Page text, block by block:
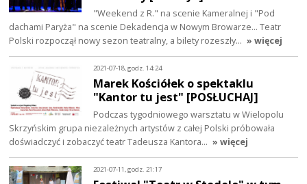
"Weekend z R." na scenie Kameralnej i "Pod
dachami Paryża" na scenie Dekadencja w Nowym Browarze... Teatr
Polski rozpoczął nowy sezon teatralny, a bilety rozeszły… » więcej
2021-07-18, godz. 14:24
Marek Kościółek o spektaklu
"Kantor tu jest" [POSŁUCHAJ]
Podczas tygodniowego warsztatu w Wielopolu
Skrzyńskim grupa niezależnych artystów z całej Polski próbowała
doświadczyć i zobaczyć teatr Tadeusza Kantora… » więcej
2021-07-11, godz. 21:17